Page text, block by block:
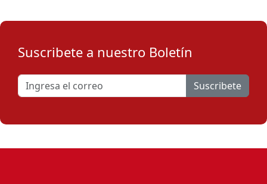
Suscribete a nuestro Boletín
Suscribete